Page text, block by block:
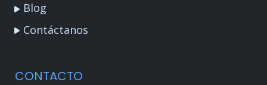
Blog
Contáctanos
CONTACTO